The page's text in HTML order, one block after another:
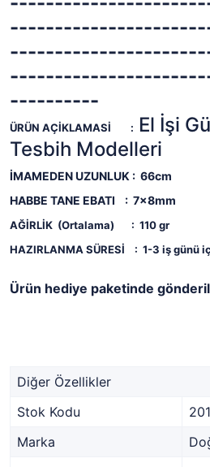
----------
ÜRÜN AÇİKLAMASİ : El İşi
Tesbih Modelleri
İMAMEDEN UZUNLUK : 66cm
HABBE TANE EBATI : 7x8mm
AĞİRLİK (Ortalama) : 110gr
HAZIRLANMA SÜRESİ
: 1-3 iş günü
Ürün hediye paketinde
Diğer Özellikler
Stok Kodu
Marka